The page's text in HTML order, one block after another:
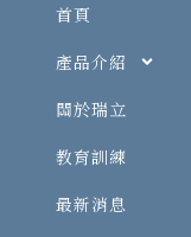
首頁
產品介紹
關於瑞立
教育訓練
最新消息